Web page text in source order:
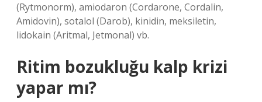
(Rytmonorm), amiodaron (Cordarone, Cordalin,
Amidovin), sotalol (Darob), kinidin, meksiletin,
lidokain (Aritmal, Jetmonal) vb.
Ritim bozukluğu kalp krizi
yapar mı?